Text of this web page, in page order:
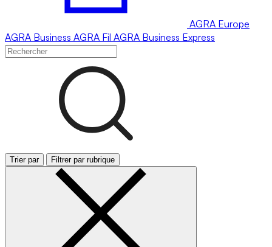
AGRA Europe
AGRA Business AGRA Fil AGRA Business Express
Trier par Filtrer par rubrique